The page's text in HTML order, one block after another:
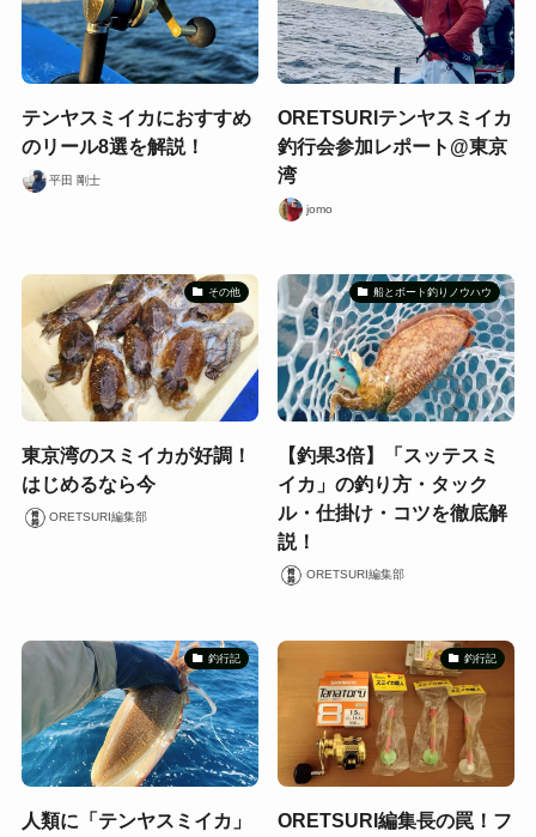
テンヤスミイカにおすすめ
のリール8選を解説！
平田 剛士
ORETSURIテンヤスミイカ
釣行会参加レポート@東京
湾
jomo
その他
東京湾のスミイカが好調！
はじめるなら今
ORETSURI編集部
船とボート釣りノウハウ
【釣果3倍】「スッテスミ
イカ」の釣り方・タック
ル・仕掛け・コツを徹底解
説！
ORETSURI編集部
釣行記
人類に「テンヤスミイカ」
釣行記
ORETSURI編集長の罠！フ